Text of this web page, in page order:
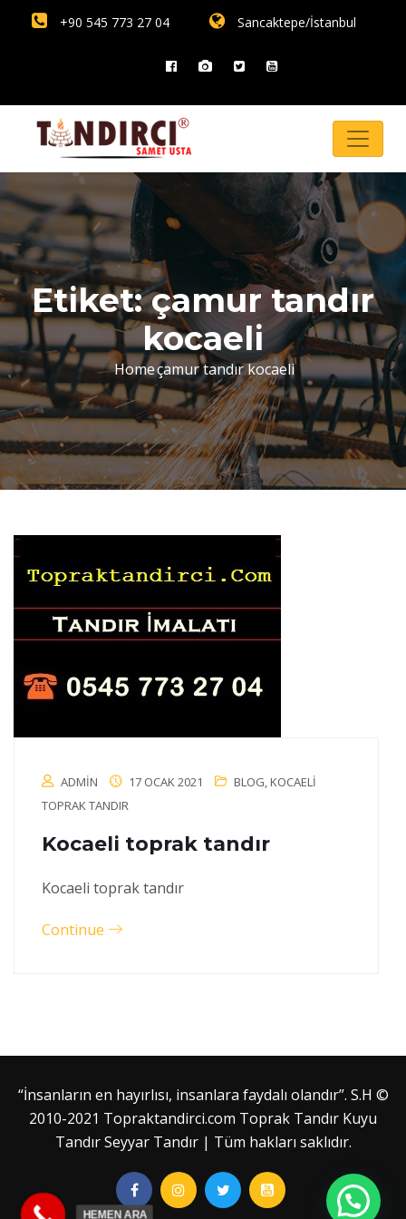
+90 545 773 27 04 Sancaktepe/İstanbul
Etiket:çamur tandır
kocaeli
Homeçamur tandır kocaeli
ADMIN 17 OCAK 2021 BLOG, KOCAELI
TOPRAK TANDIR
Kocaeli toprak tandır
Kocaeli toprak tandır
Continue
“İnsanların en hayırlısı, insanlara faydalı olandır”. S.H ©
2010-2021 Topraktandirci.com Toprak Tandır Kuyu
Tandır Seyyar Tandır | Tüm hakları saklıdır.
HEMEN ARA